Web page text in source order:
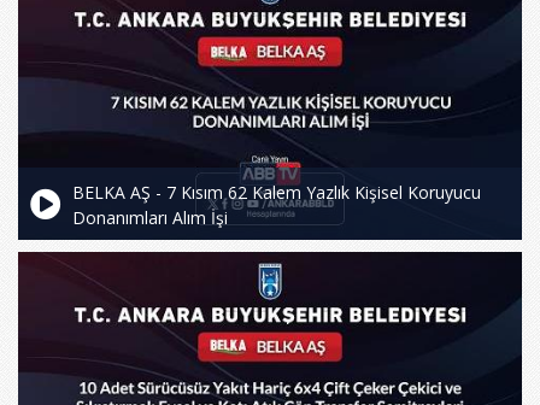
BELKA AŞ - 7 Kısım 62 Kalem Yazlık Kişisel Koruyucu
Donanımları Alım İşi